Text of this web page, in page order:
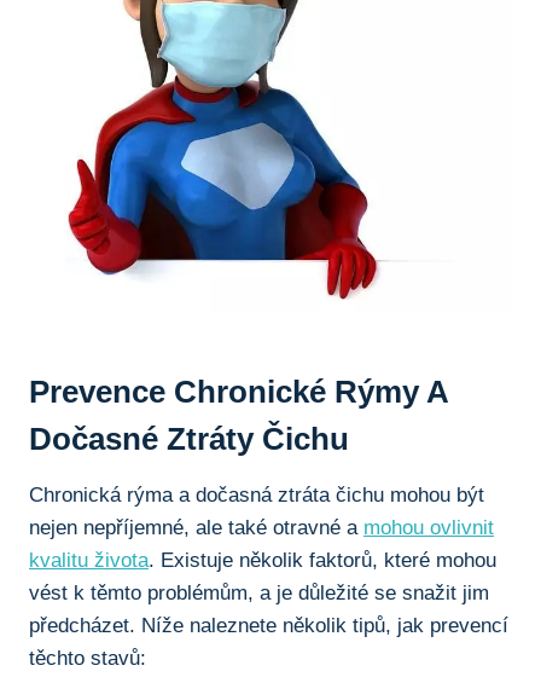
Prevence​ Chronické Rýmy A
Dočasné ⁤ztráty ⁢čichu
Chronická rýma ⁣a dočasná ztráta čichu mohou ‍být
nejen ‌nepříjemné, ‌ale také otravné⁢ a mohou ovlivnit
kvalitu⁤ života. Existuje⁤ několik faktorů, které​ mohou
vést k těmto problémům,​ a⁤ je důležité⁢ se⁣ snažit ⁤jim⁣
předcházet. Níže naleznete několik ​tipů, jak prevencí
těchto stavů: